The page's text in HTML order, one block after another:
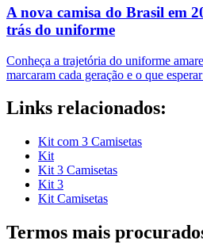
A nova camisa do Brasil em
trás do uniforme
Conheça a trajetória do uniforme
marcaram cada geração e o que
Links relacionados:
Kit com 3 Camisetas
Kit
Kit 3 Camisetas
Kit 3
Kit Camisetas
Termos mais